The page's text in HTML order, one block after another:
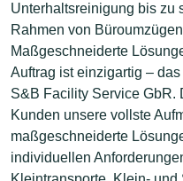
Unterhaltsreinigung bis zu
Rahmen von
Maßgeschneiderte
Auftrag ist einzigartig –
S&B Facility Service GbR.
Kunden unsere vollste
maßgeschneiderte
individuellen